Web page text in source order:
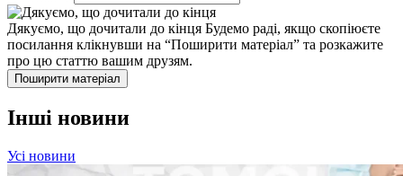
Дякуємо, що дочитали до кінця Будемо раді, якщо скопіюєте
посилання клікнувши на “Поширити матеріал” та розкажите
про цю статтю вашим друзям.
Поширити матеріал
Інші новини
Усі новини